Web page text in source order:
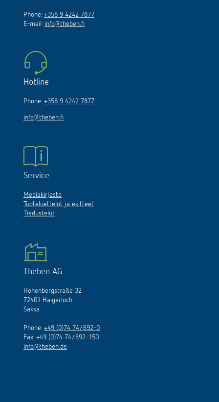
Phone: +358 9 4242 7877
E-mail: info@theben.fi
Hotline
Phone: +358 9 4242 7877
info@theben.fi
Service
Mediakirjasto
Tuoteluettelot ja esitteet
Tiedustelut
Theben AG
Hohenbergstraße 32
72401 Haigerloch
Saksa
Phone: +49 (0)74 74/692-0
Fax: +49 (0)74 74/692-150
info@theben.de